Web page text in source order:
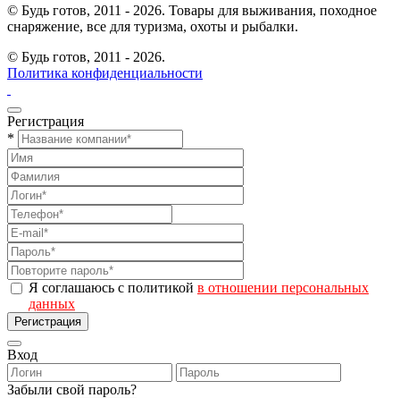
© Будь готов, 2011 - 2026. Товары для выживания, походное
снаряжение, все для туризма, охоты и рыбалки.
© Будь готов, 2011 - 2026.
Политика конфиденциальности
Регистрация
*
Я соглашаюсь с политикой в отношении персональных
данных
Регистрация
Вход
Забыли свой пароль?